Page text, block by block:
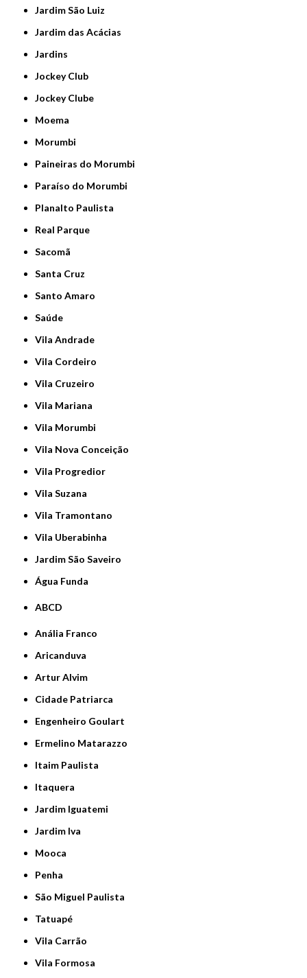
Jardim São Luiz
Jardim das Acácias
Jardins
Jockey Club
Jockey Clube
Moema
Morumbi
Paineiras do Morumbi
Paraíso do Morumbi
Planalto Paulista
Real Parque
Sacomã
Santa Cruz
Santo Amaro
Saúde
Vila Andrade
Vila Cordeiro
Vila Cruzeiro
Vila Mariana
Vila Morumbi
Vila Nova Conceição
Vila Progredior
Vila Suzana
Vila Tramontano
Vila Uberabinha
jardim São Saveiro
Água Funda
ABCD
Anália Franco
Aricanduva
Artur Alvim
Cidade Patriarca
Engenheiro Goulart
Ermelino Matarazzo
Itaim Paulista
Itaquera
Jardim Iguatemi
Jardim Iva
Mooca
Penha
São Miguel Paulista
Tatuapé
Vila Carrão
Vila Formosa